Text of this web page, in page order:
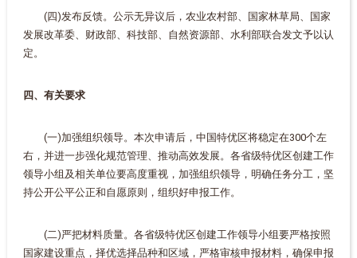
(四)发布反馈。公示无异议后，农业农村部、国家林草局、国家
发展改革委、财政部、科技部、自然资源部、水利部联合发文予以认
定。
四、有关要求
(一)加强组织领导。本次申请后，中国特优区将稳定在300个左
右，并进一步强化规范管理、推动高效发展。各省级特优区创建工作
领导小组及相关单位要高度重视，加强组织领导，明确任务分工，坚
持公开公平公正和自愿原则，组织好申报工作。
(二)严把材料质量。各省级特优区创建工作领导小组要严格按照
国家建设重点，择优选择品种和区域，严格审核申报材料，确保申报